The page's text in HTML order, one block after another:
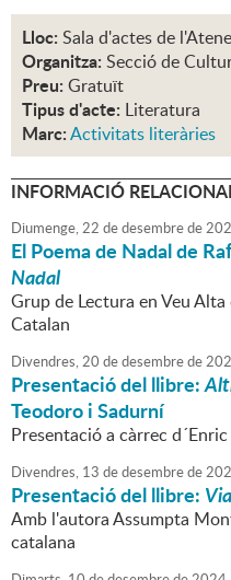
Lloc: Sala d'actes de
Organitza: Secció de
Preu: Gratuït
Tipus d'acte: Literatura
Marc:Activitats literàries
INFORMACIÓ
Diumenge,22 dedesembrede
El Poema de Nadal de
Nadal
Grup de Lectura en Veu
Catalan
Divendres,20 dedesembrede
Presentació del llibre:
Teodoro i Sadurní
Presentació a càrrec
Divendres, 13 dedesembrede
Presentació del llibre:
Amb l'autora Assumpta
catalana